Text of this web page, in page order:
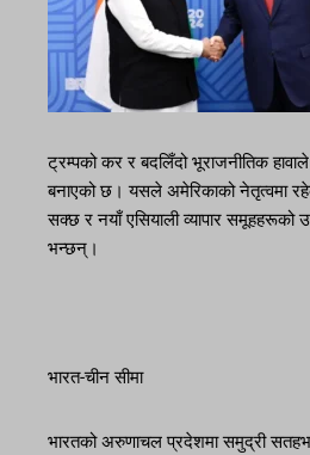
ट्रम्पको कर र बदलिँदो भूराजनीतिक
बनाएको छ। यसले अमेरिकाको नेतृत्वमा
सक्छ र नयाँ एसियाली व्यापार
भन्छन्।
भारत-चीन सीमा
भारतको अरुणाचल प्रदेशमा समुद्री